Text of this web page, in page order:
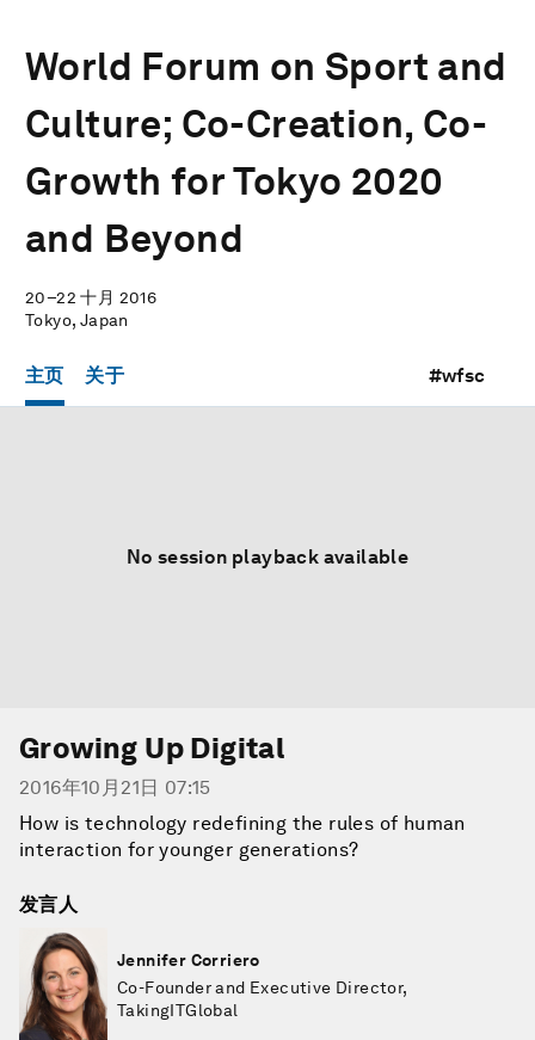
World Forum on Sport and
Culture; Co-Creation, Co-
Growth for Tokyo 2020
and Beyond
20–22 十月 2016
Tokyo, Japan
主页 关于 #wfsc
No session playback available
Growing Up Digital
2016年10月21日 07:15
How is technology redefining the rules of human
interaction for younger generations?
发言人
Jennifer Corriero
Co-Founder and Executive Director,
TakingITGlobal